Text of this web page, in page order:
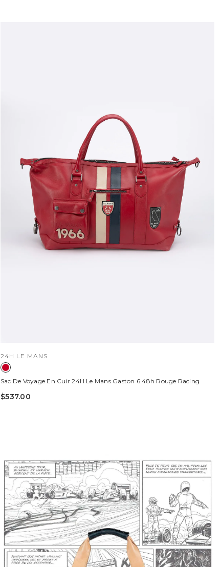
DISTRIBUTEUR :
24H LE MANS
Sac De Voyage En Cuir 24H Le Mans Gaston 6 48h Rouge Racing
$537.00